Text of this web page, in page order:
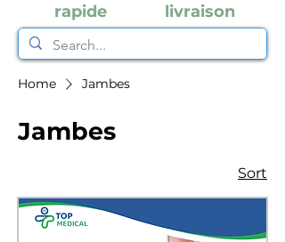
rapide
livraison
Home Jambes
Jambes
Sort